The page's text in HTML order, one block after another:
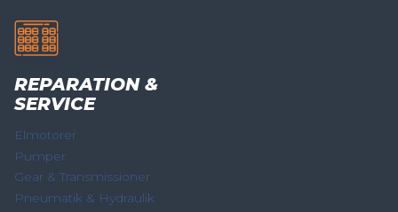
REPARATION &
SERVICE
Elmotorer
Pumper
Gear & Transmissioner
Pneumatik & Hydraulik